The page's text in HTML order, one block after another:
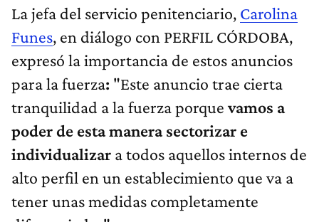
La jefa del servicio penitenciario, Carolina
Funes, en diálogo con PERFIL CÓRDOBA,
expresó la importancia de estos anuncios
para la fuerza: "Este anuncio trae cierta
tranquilidad a la fuerza porquevamos a
poder de esta manera sectorizar e
individualizar a todos aquellos internos de
alto perfil en un establecimiento que va a
tener unas medidas completamente